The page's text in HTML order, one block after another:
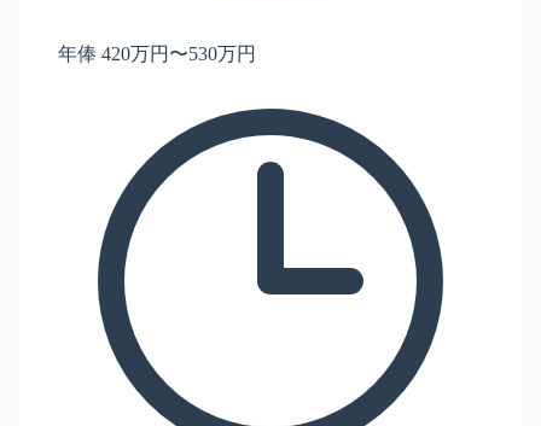
年俸 420万円〜530万円